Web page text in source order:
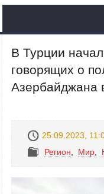
В Турции
говорящих о
Азербайджана
25.09.2023,
Регион
Mир